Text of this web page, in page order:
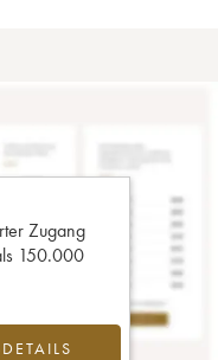
Zugang
150.000